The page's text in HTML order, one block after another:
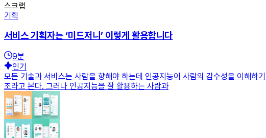
스크랩
기획
서비스 기획자는 ‘미드저니’ 이렇게 활용합니다
9분
인기
모든 기술과 서비스는 사람을 향해야 하는데 인공지능이 사람의 감수성을 이해
조라고 본다. 그러나 인공지능을 잘 활용하는 사람과